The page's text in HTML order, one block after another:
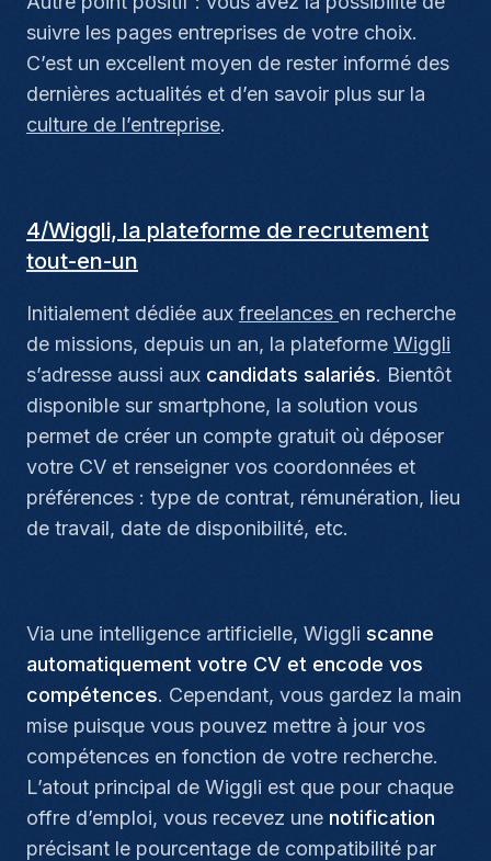
suivre les pages entreprises de votre choix.
C’est un excellent moyen de rester informé des
dernières actualités et d’en savoir plus sur la
culture de l’entreprise.
4/Wiggli, la plateforme de recrutement
tout-en-un
Initialement dédiée aux freelances en recherche
de missions, depuis un an, la plateforme Wiggli
s’adresse aussi aux candidats salariés. Bientôt
disponible sur smartphone, la solution vous
permet de créer un compte gratuit où déposer
votre CV et renseigner vos coordonnées et
préférences : type de contrat, rémunération, lieu
de travail, date de disponibilité, etc.
Via une intelligence artificielle, Wiggli scanne
automatiquement votre CV et encode vos
compétences. Cependant, vous gardez la main
mise puisque vous pouvez mettre à jour vos
compétences en fonction de votre recherche.
L’atout principal de Wiggli est que pour chaque
offre d’emploi, vous recevez une notification
précisant le pourcentage de compatibilité par